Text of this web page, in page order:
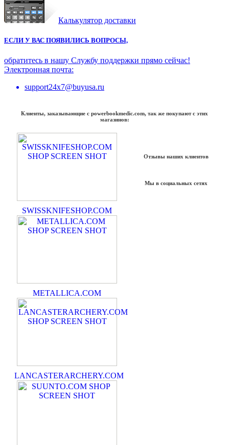
Калькулятор доставки
ЕСЛИ У ВАС ПОЯВИЛИСЬ ВОПРОСЫ,
обратитесь в нашу Службу поддержки прямо сейчас!
Электронная почта:
support24x7@buyusa.ru
Клиенты, заказывающие с powerbookmedic.com, так же покупают с этих
магазинов:
SWISSKNIFESHOP.COM
METALLICA.COM
LANCASTERARCHERY.COM
Отзывы наших клиентов
Мы в социальных сетях